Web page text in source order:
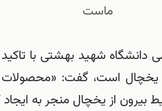
ماست
شهید بهشتی با
یخچال است، گفت: «محصولات
بیرون از یخچال منجر به